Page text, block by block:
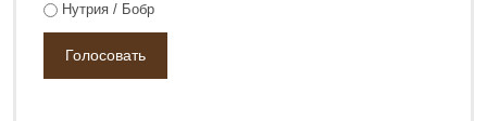
Нутрия / Бобр